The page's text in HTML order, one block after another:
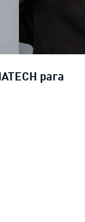
para
PUMATECH para